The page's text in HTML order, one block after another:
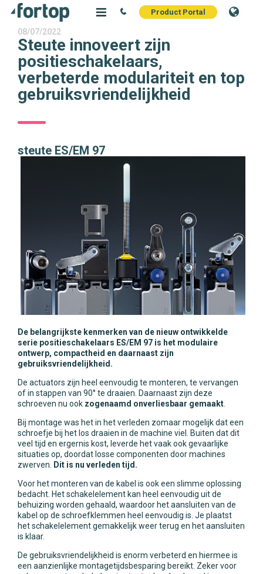
Product Portal
08/07/2022
Steute innoveert zijn
positieschakelaars,
verbeterde modulariteit en top
gebruiksvriendelijkheid
steute ES/EM 97
De belangrijkste kenmerken van de nieuw ontwikkelde
serie positieschakelaars ES/EM 97 is het modulaire
ontwerp, compactheid en daarnaast zijn
gebruiksvriendelijkheid.
De actuators zijn heel eenvoudig te monteren, te vervangen
of in stappen van 90° te draaien. Daarnaast zijn deze
schroeven nu ook zogenaamd onverliesbaar gemaakt
Bij montage was het in het verleden zomaar mogelijk dat een
schroefje bij het los draaien in de machine viel. Buiten dat dit
veel tijd en ergernis kost, leverde het vaak ook gevaarlijke
situaties op, doordat losse componenten door machines
zwerven.
Dit is nu verleden tijd.
Voor het monteren van de kabel is ook een slimme oplossing
bedacht. Het schakelelement kan heel eenvoudig uit de
behuizing worden gehaald, waardoor het aansluiten van de
kabel op de schroefklemmen heel eenvoudig is. Je plaatst
het schakelelement gemakkelijk weer terug en het aansluiten
is klaar.
De gebruiksvriendelijkheid is enorm verbeterd en hiermee is
een aanzienlijke montagetijdsbesparing bereikt. Zeker voor